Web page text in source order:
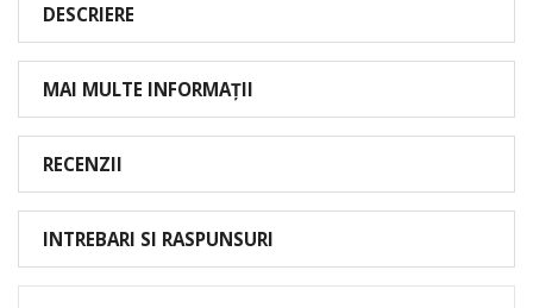
DESCRIERE
MAI MULTE INFORMAȚII
RECENZII
INTREBARI SI RASPUNSURI